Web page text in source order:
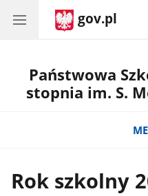
gov.pl
Państwowa
stopnia im. S.
Rok szkolny